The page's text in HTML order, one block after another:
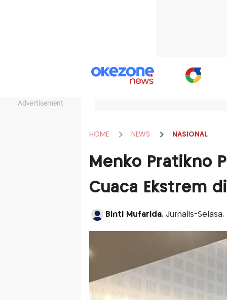
Advertisement
HOME NEWS NASIONAL
Menko Pratikno
Cuaca Ekstrem
Binti Mufarida, Jurnalis-